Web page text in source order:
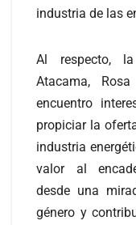
industria de las
Al respecto,
Atacama,
encuentro
propiciar la
industria
valor al
desde una
género y